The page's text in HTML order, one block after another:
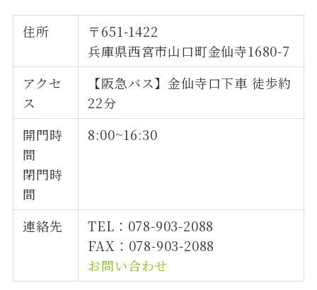
住所
〒651-1422
兵庫県西宮市山口町金仙寺1680-7
アクセ
ス
【阪急バス】金仙寺口下車 徒歩約
22分
開門時
間
閉門時
間
8:00~16:30
連絡先
TEL：078-903-2088
FAX：078-903-2088
お問い合わせ